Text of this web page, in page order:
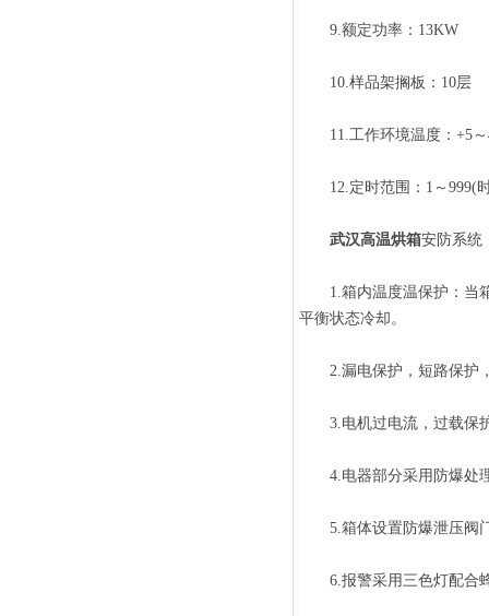
9.额定功率：13KW
10.样品架搁板：10层
11.工作环境温度：+5
12.定时范围：1～999(
武汉高温烘箱安防系统
1.箱内温度温保护：当箱
平衡状态冷却。
2.漏电保护，短路保护
3.电机过电流，过载保
4.电器部分采用防爆处
5.箱体设置防爆泄压阀门
6.报警采用三色灯配合